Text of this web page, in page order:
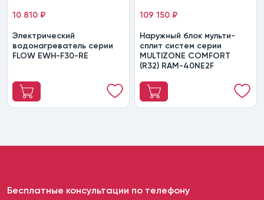
Электрический
водонагреватель серии
FLOW EWH-F30-RE
10 810 ₽
Наружный блок мульти-
сплит систем серии
MULTIZONE COMFORT
(R32) RAM-40NE2F
109 150 ₽
Бесплатные консультации по телефону